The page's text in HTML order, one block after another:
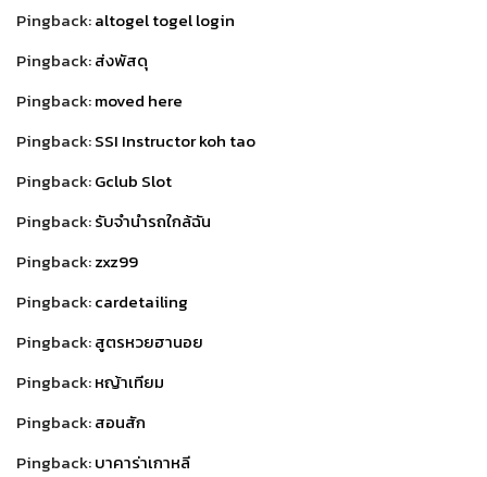
Pingback:altogel togel login
Pingback:ส่งพัสดุ
Pingback:moved here
Pingback:SSI Instructor koh tao
Pingback:Gclub Slot
Pingback:รับจำนำรถใกล้ฉัน
Pingback:zxz99
Pingback:cardetailing
Pingback:สูตรหวยฮานอย
Pingback:หญ้าเทียม
Pingback:สอนสัก
Pingback:บาคาร่าเกาหลี